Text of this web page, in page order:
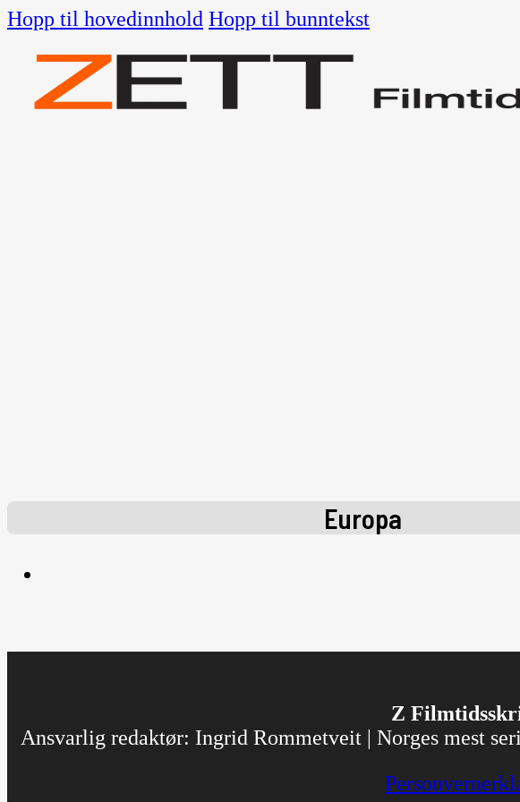
Hopp til hovedinnhold Hopp til bunntekst
Europa
Z
Ansvarlig redaktør: Ingrid Rommetveit | Norges mest